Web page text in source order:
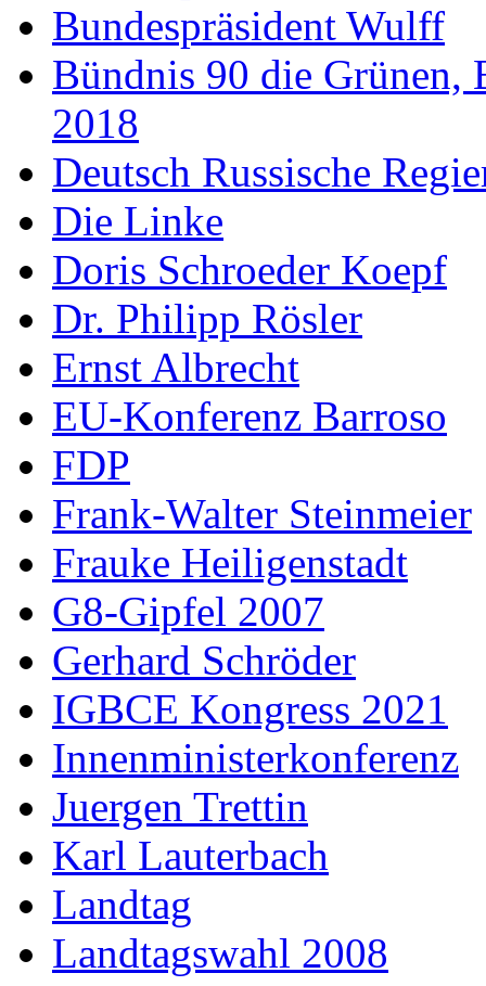
Bundespräsident Wulff
Bündnis 90 die Grünen,
2018
Deutsch Russische
Die Linke
Doris Schroeder Koepf
Dr. Philipp Rösler
Ernst Albrecht
EU-Konferenz Barroso
FDP
Frank-Walter Steinmeier
Frauke Heiligenstadt
G8-Gipfel 2007
Gerhard Schröder
IGBCE Kongress 2021
Innenministerkonferenz
Juergen Trettin
Karl Lauterbach
Landtag
Landtagswahl 2008